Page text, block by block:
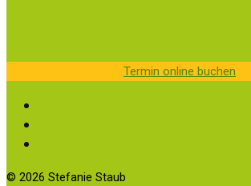
Termin online buchen
© 2026 Stefanie Staub